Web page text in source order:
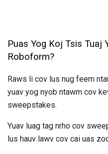
Puas Yog Koj Tsis Tuaj
Roboform?
Raws li cov lus nug feem
yuav yog nyob ntawm cov
sweepstakes.
Yuav luag tag nrho cov
lus hauv lawv cov cai uas